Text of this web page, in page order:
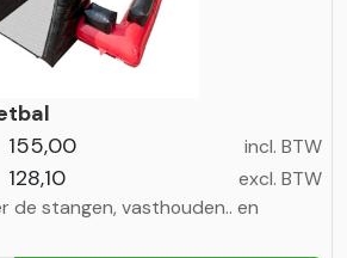
155,00
incl. BTW
128,10
excl. BTW
de stangen, vasthouden.. en